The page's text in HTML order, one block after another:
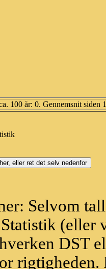
100 år: 0. Gennemsnit siden
Selvom
(eller
DST